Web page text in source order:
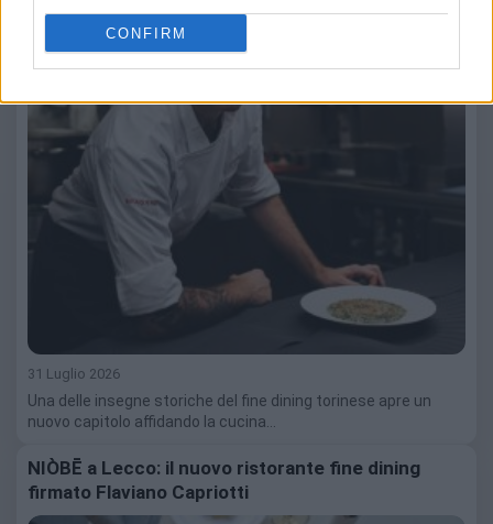
CONFIRM
31 Luglio 2026
Una delle insegne storiche del fine dining torinese apre un
nuovo capitolo affidando la cucina…
NIÒBĒ a Lecco: il nuovo ristorante fine dining
firmato Flaviano Capriotti